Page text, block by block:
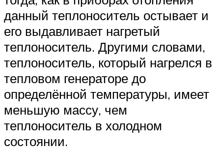
данный теплоноситель остывает и
его выдавливает нагретый
теплоноситель. Другими словами,
теплоноситель, который нагрелся в
тепловом генераторе до
определённой температуры, имеет
меньшую массу, чем
теплоноситель в холодном
состоянии.